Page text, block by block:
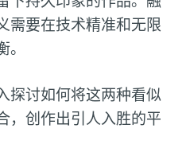
需要在技术精准和无限
探讨如何将这两种看似
，创作出引人入胜的平